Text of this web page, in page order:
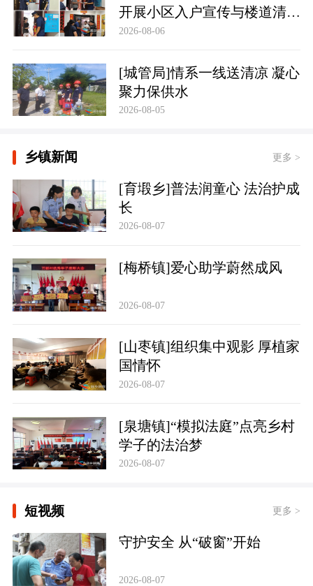
开展小区入户宣传与楼道清理
行动
2026-08-06
[城管局]情系一线送清凉 凝心
聚力保供水
2026-08-05
乡镇新闻 更多 >
[育塅乡]普法润童心 法治护成
长
2026-08-07
[梅桥镇]爱心助学蔚然成风
2026-08-07
[山枣镇]组织集中观影 厚植家
国情怀
2026-08-07
[泉塘镇]“模拟法庭”点亮乡村
学子的法治梦
2026-08-07
短视频 更多 >
守护安全 从“破窗”开始
2026-08-07